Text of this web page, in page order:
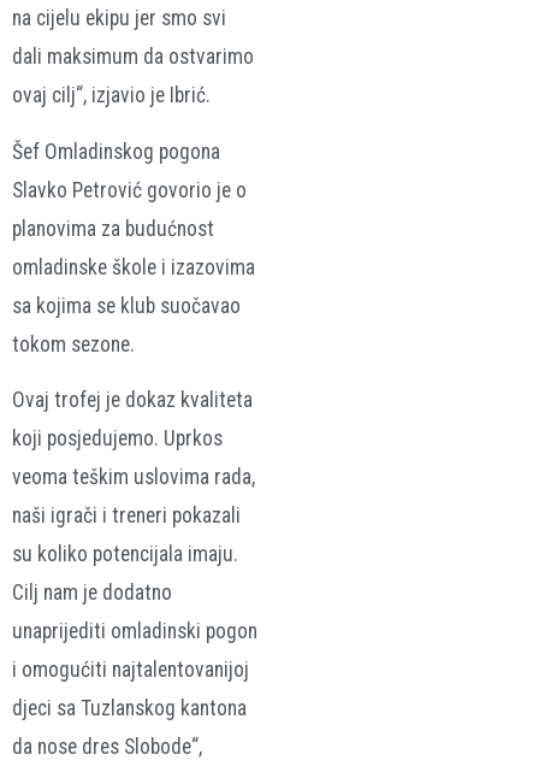
na cijelu ekipu jer smo svi
dali maksimum da ostvarimo
ovaj cilj“, izjavio je Ibrić.
Šef Omladinskog pogona
Slavko Petrović govorio je o
planovima za budućnost
omladinske škole i izazovima
sa kojima se klub suočavao
tokom sezone.
Ovaj trofej je dokaz kvaliteta
koji posjedujemo. Uprkos
veoma teškim uslovima rada,
naši igrači i treneri pokazali
su koliko potencijala imaju.
Cilj nam je dodatno
unaprijediti omladinski pogon
i omogućiti najtalentovanijoj
djeci sa Tuzlanskog kantona
da nose dres Slobode“,